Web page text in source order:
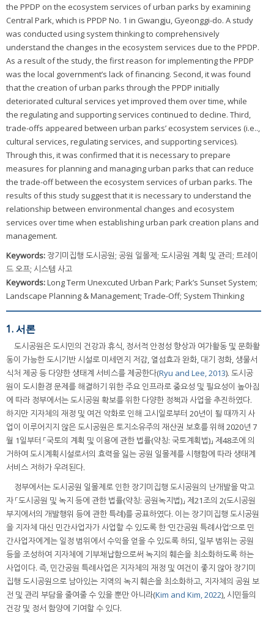
the PPDP on the ecosystem services of urban parks by examining
Central Park, which is PPDP No. 1 in Gwangju, Gyeonggi-do. A study
was conducted using system thinking to comprehensively
understand the changes in the ecosystem services due to the PPDP.
As a result of the study, the first reason for implementing the PPDP
was the local government’s lack of financing. Second, it was found
that the creation of urban parks through the PPDP initially
deteriorated cultural services yet improved them over time, while
the regulating and supporting services continued to decline. Third,
trade-offs appeared between urban parks’ ecosystem services (i.e..,
cultural services, regulating services, and supporting services).
Through this, it was confirmed that it is necessary to prepare
measures for planning and managing urban parks that can reduce
the trade-off between the ecosystem services of urban parks. The
results of this study suggest that it is necessary to understand the
relationship between environmental changes and ecosystem
services over time when establishing urban park creation plans and
management.
Keywords: 장기미집행 도시공원; 공원 일몰제; 도시공원 계획 및 관리; 트레이
드 오프; 시스템 사고
Keywords:Long Term Unexcuted Urban Park; Park’s Sunset System;
Landscape Planning & Management; Trade-Off; System Thinking
1. 서론
도시공원은 도시민의 건강과 휴식, 정서적 안정성 향상과 여가활동 및 문화활
동이 가능한 도시기반 시설로 미세먼지 저감, 열섬효과 완화, 대기 정화, 생물서
식처 제공 등 다양한 생태계 서비스를 제공한다(Ryu and Lee, 2013). 도시공
원이 도시환경 문제를 해결하기 위한 주요 인프라로 중요성 및 필요성이 높아짐
에 따라 정부에서는 도시공원 확보를 위한 다양한 정책과 사업을 추진하였다.
하지만 지자체의 재정 및 여건 악화로 인해 고시일로부터 20년이 될 때까지 사
업이 이루어지지 않은 도시공원은 토지소유주의 재산권 보호를 위해 2020년 7
월 1일부터 「국토의 계획 및 이용에 관한 법률(약칭: 국토계획법)」 제48조에 의
거하여 도시계획시설로서의 효력을 잃는 공원 일몰제를 시행함에 따라 생태계
서비스 저하가 우려된다.
정부에서는 도시공원 일몰제로 인한 장기미집행 도시공원의 난개발을 막고
자 「도시공원 및 녹지 등에 관한 법률(약칭: 공원녹지법)」 제21조의 2(도시공원
부지에서의 개발행위 등에 관한 특례)를 공표하였다. 이는 장기미집행 도시공원
을 지자체 대신 민간사업자가 사업할 수 있도록 한 ‘민간공원 특례사업’으로 민
간사업자에게는 일정 범위에서 수익을 얻을 수 있도록 하되, 일부 범위는 공원
등을 조성하여 지자체에 기부채납함으로써 녹지의 훼손을 최소화하도록 하는
사업이다. 즉, 민간공원 특례사업은 지자체의 재정 및 여건이 좋지 않아 장기미
집행 도시공원으로 남아있는 지역의 녹지 훼손을 최소화하고, 지자체의 공원 보
전 및 관리 부담을 줄여줄 수 있을 뿐만 아니라(Kim and Kim, 2022), 시민들의
건강 및 정서 함양에 기여할 수 있다.